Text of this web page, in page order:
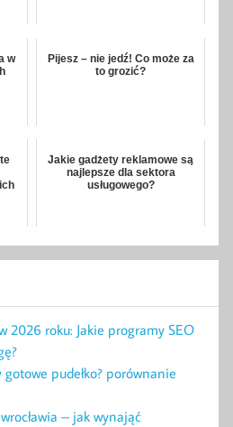
w
Pijesz – nie jedź! Co może za
to grozić?
Jakie gadżety reklamowe są
najlepsze dla sektora
usługowego?
2026 roku: Jakie programy SEO
pudełko? porównanie
– jak wynająć